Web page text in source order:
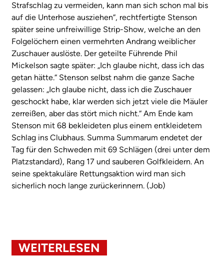
Strafschlag zu vermeiden, kann man sich schon mal bis
auf die Unterhose ausziehen“, rechtfertigte Stenson
später seine unfreiwillige Strip-Show, welche an den
Folgelöchern einen vermehrten Andrang weiblicher
Zuschauer auslöste. Der geteilte Führende Phil
Mickelson sagte später: „Ich glaube nicht, dass ich das
getan hätte.“ Stenson selbst nahm die ganze Sache
gelassen: „Ich glaube nicht, dass ich die Zuschauer
geschockt habe, klar werden sich jetzt viele die Mäuler
zerreißen, aber das stört mich nicht.“ Am Ende kam
Stenson mit 68 bekleideten plus einem entkleidetem
Schlag ins Clubhaus. Summa Summarum endetet der
Tag für den Schweden mit 69 Schlägen (drei unter dem
Platzstandard), Rang 17 und sauberen Golfkleidern. An
seine spektakuläre Rettungsaktion wird man sich
sicherlich noch lange zurückerinnern. (Job)
WEITERLESEN